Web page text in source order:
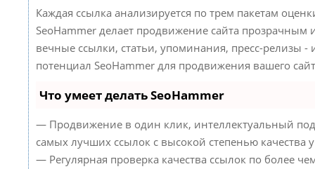
Каждая ссылка анализируется по трем пакетам
SeoHammer делает продвижение сайта прозрачным
вечные ссылки, статьи, упоминания, пресс-релизы -
потенциал SeoHammer для продвижения вашего
Что умеет делать SeoHammer
— Продвижение в один клик, интеллектуальный
самых лучших ссылок с высокой степенью качества
— Регулярная проверка качества ссылок по более